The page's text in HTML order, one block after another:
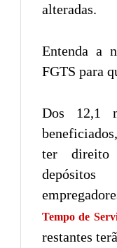
alteradas.
Entenda a
FGTS para
Dos 12,1
ter direito
Tempo de
restantes